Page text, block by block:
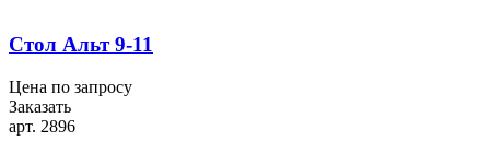
Стол Альт 9-11
Цена по запросу
Заказать
арт. 2896